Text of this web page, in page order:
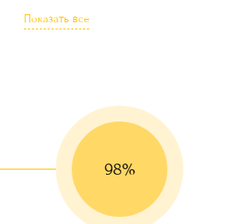
Двери с шумоизоляцией
Показать все
98%